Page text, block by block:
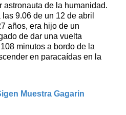
astronauta de la humanidad.
9.06 de un 12 de abril
años, era hijo de un
de dar una vuelta
minutos a bordo de la
en paracaídas en la
Muestra Gagarin